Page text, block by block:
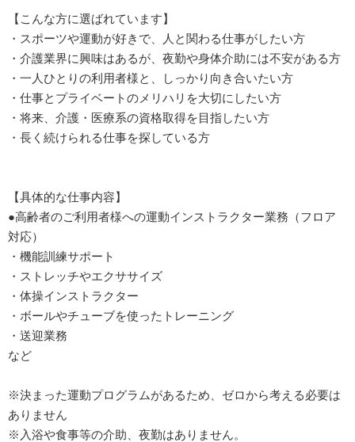
【こんな方に選ばれています】
・スポーツや運動が好きで、人と関わる仕事がしたい方
・介護業界に興味はあるが、夜勤や身体介助には不安がある方
・一人ひとりの利用者様と、しっかり向き合いたい方
・仕事とプライベートのメリハリを大切にしたい方
・将来、介護・医療系の資格取得を目指したい方
・長く続けられる仕事を探している方
【具体的な仕事内容】
●高齢者のご利用者様への運動インストラクター業務（フロア
対応）
・機能訓練サポート
・ストレッチやエクササイズ
・体操インストラクター
・ボールやチューブを使ったトレーニング
・送迎業務
など
※決まった運動プログラムがあるため、ゼロから考える必要は
ありません
※入浴や食事等の介助、夜勤はありません。